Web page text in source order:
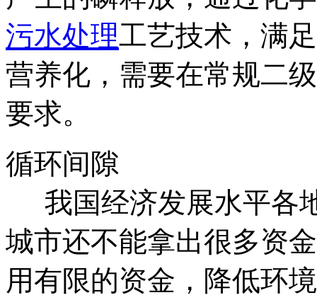
污水处理工艺技术，满
营养化，需要在常规二级
要求。
循环间隙
我国经济发展水平各
城市还不能拿出很多资
用有限的资金，降低环